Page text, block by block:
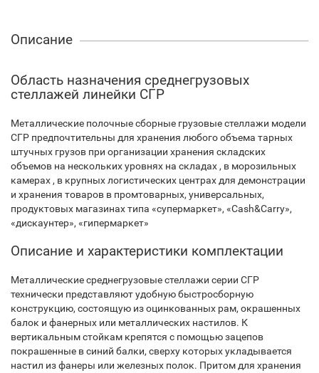
Описание
Область назначения среднегрузовых
стеллажей линейки СГР
Металлические полочные сборные грузовые стеллажи модели
СГР предпочтительны для хранения любого объема тарных
штучных грузов при организации хранения складских
объемов на нескольких уровнях на складах , в морозильных
камерах , в крупных логистических центрах для демонстрации
и хранения товаров в промтоварных, универсальных,
продуктовых магазинах типа «супермаркет», «Cash&Carry»,
«дискаунтер», «гипермаркет»
Описание и характеристики комплектации
Металлические среднегрузовые стеллажи серии СГР
технически представляют удобную быстросборную
конструкцию, состоящую из оцинкованных рам, окрашенных
балок и фанерных или металлических настилов. К
вертикальным стойкам крепятся с помощью зацепов
покрашенные в синий балки, сверху которых укладывается
настил из фанеры или железных полок. Притом для хранения